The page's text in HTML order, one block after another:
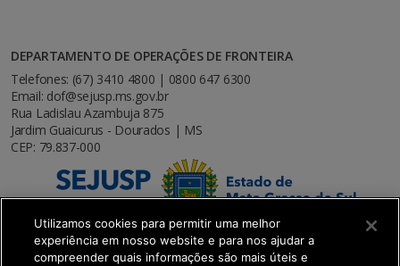
DEPARTAMENTO DE OPERAÇÕES DE FRONTEIRA
Telefones: (67) 3410 4800 | 0800 647 6300
Email: dof@sejusp.ms.gov.br
Rua Ladislau Azambuja 875
Jardim Guaicurus - Dourados | MS
CEP: 79.837-000
Utilizamos cookies para permitir uma melhor
experiência em nosso website e para nos ajudar a
compreender quais informações são mais úteis e